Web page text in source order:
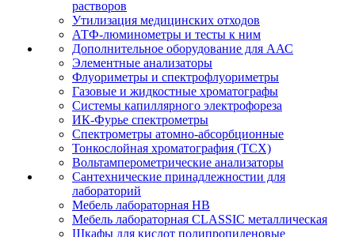
растворов
Утилизация медицинских отходов
АТФ-люминометры и тесты к ним
Дополнительное оборудование для ААС
Элементные анализаторы
Флуориметры и спектрофлуориметры
Газовые и жидкостные хроматографы
Системы капиллярного электрофореза
ИК-Фурье спектрометры
Спектрометры атомно-абсорбционные
Тонкослойная хроматография (ТСХ)
Вольтамперометрические анализаторы
Сантехнические принадлежностии для
лабораторий
Мебель лабораторная НВ
Мебель лабораторная CLASSIC металлическая
Шкафы для кислот полипропиленовые